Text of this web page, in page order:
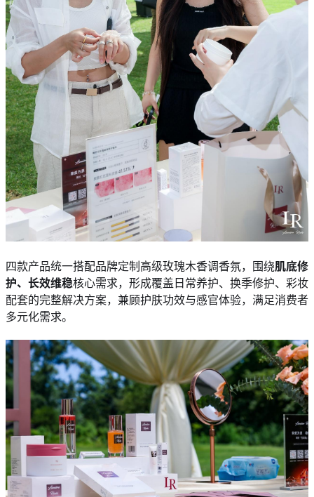
四款产品统一搭配品牌定制高级玫瑰木香调香氛，围绕肌底修
护、长效维稳核心需求，形成覆盖日常养护、换季修护、彩妆
配套的完整解决方案，兼顾护肤功效与感官体验，满足消费者
多元化需求。